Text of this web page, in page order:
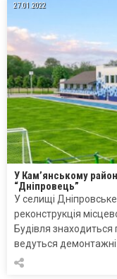
27.01.2022
У Кам’янському
“Дніпровець”
У селищі
реконструкція
Будівля
ведуться